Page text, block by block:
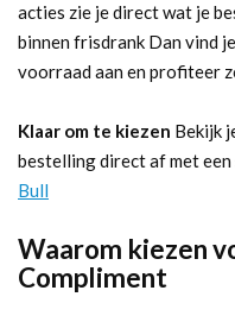
acties zie je direct wat je
binnen frisdrank Dan vind
voorraad aan en profiteer
Klaar om te kiezen Bekijk
bestelling direct af met
Bull
Waarom kiezen
Compliment